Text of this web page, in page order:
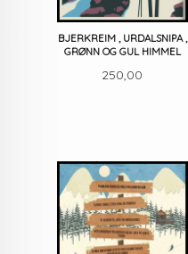
BJERKREIM , URDALSNIPA ,
GRØNN OG GUL HIMMEL
Pris
250,00